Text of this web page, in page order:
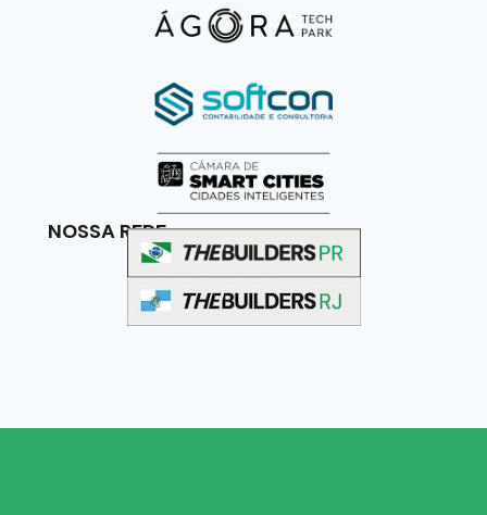
NOSSA REDE